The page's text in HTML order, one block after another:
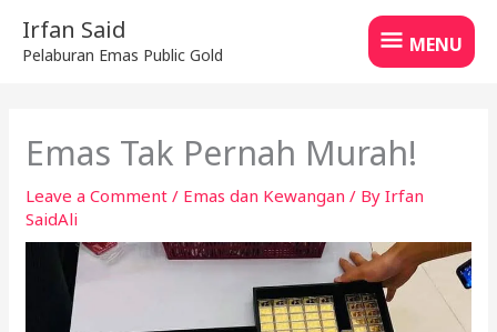
content
Irfan Said
Pelaburan Emas Public Gold
MENU
MENU
Emas Tak Pernah Murah!
Leave a Comment / Emas dan Kewangan / ByIrfan
SaidAli